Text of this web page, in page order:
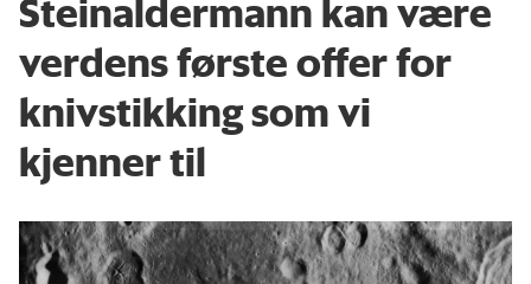
Steinaldermann kan være
verdens første offer for
knivstikking som vi
kjenner til